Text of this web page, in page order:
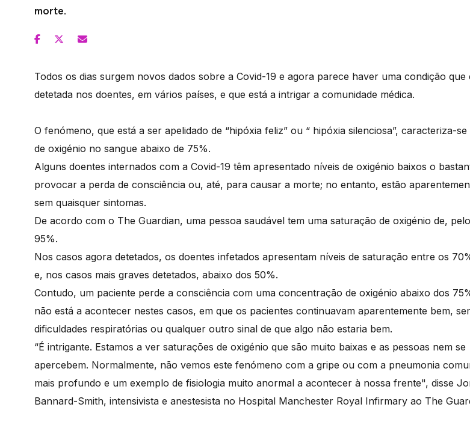
morte.
Todos os dias surgem novos dados sobre a Covid-19 e agora parece haver uma condição que
detetada nos doentes, em vários países, e que está a intrigar a comunidade médica.
O fenómeno, que está a ser apelidado de “hipóxia feliz” ou “ hipóxia silenciosa”, caracteriza-
de oxigénio no sangue abaixo de 75%.
Alguns doentes internados com a Covid-19 têm apresentado níveis de oxigénio baixos o
provocar a perda de consciência ou, até, para causar a morte; no entanto, estão
sem quaisquer sintomas.
De acordo com o The Guardian, uma pessoa saudável tem uma saturação de oxigénio de,
95%.
Nos casos agora detetados, os doentes infetados apresentam níveis de saturação entre os
e, nos casos mais graves detetados, abaixo dos 50%.
Contudo, um paciente perde a consciência com uma concentração de oxigénio abaixo dos
não está a acontecer nestes casos, em que os pacientes continuavam aparentemente bem,
dificuldades respiratórias ou qualquer outro sinal de que algo não estaria bem.
“É intrigante. Estamos a ver saturações de oxigénio que são muito baixas e as pessoas nem se
apercebem. Normalmente, não vemos este fenómeno com a gripe ou com a pneumonia
mais profundo e um exemplo de fisiologia muito anormal a acontecer à nossa frente", disse
Bannard-Smith, intensivista e anestesista no Hospital Manchester Royal Infirmary ao The